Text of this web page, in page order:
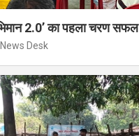
2.0’ का पहला चरण सफल
News Desk